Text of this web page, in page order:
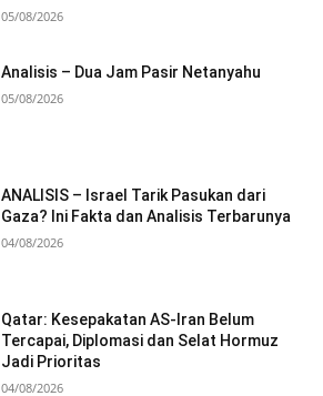
05/08/2026
Analisis – Dua Jam Pasir Netanyahu
05/08/2026
ANALISIS – Israel Tarik Pasukan dari
Gaza? Ini Fakta dan Analisis Terbarunya
04/08/2026
Qatar: Kesepakatan AS-Iran Belum
Tercapai, Diplomasi dan Selat Hormuz
Jadi Prioritas
04/08/2026